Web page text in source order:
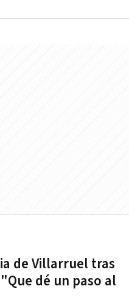
de Villarruel tras
dé un paso al